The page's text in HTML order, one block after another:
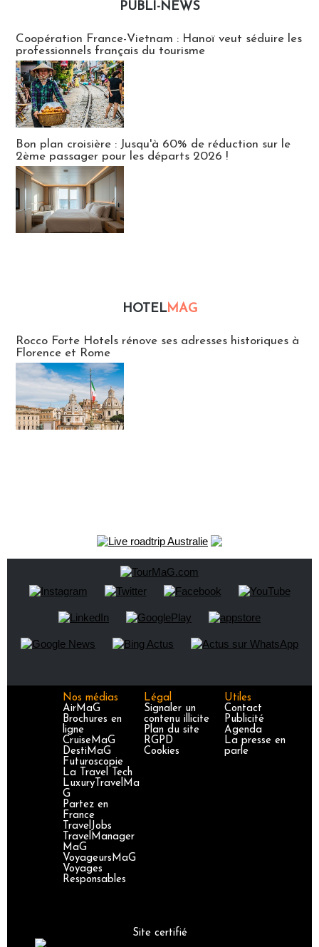
PUBLI-NEWS
Coopération France-Vietnam : Hanoï veut séduire les
professionnels français du tourisme
Bon plan croisière : Jusqu'à 60% de réduction sur le
2ème passager pour les départs 2026 !
HOTELMAG
Rocco Forte Hotels rénove ses adresses historiques à
Florence et Rome
Nos médias
AirMaG
Brochures en
ligne
CruiseMaG
DestiMaG
Futuroscopie
La Travel Tech
LuxuryTravelMa
G
Partez en
France
TravelJobs
TravelManager
MaG
VoyageursMaG
Voyages
Responsables
Légal
Signaler un
contenu illicite
Plan du site
RGPD
Cookies
Utiles
Contact
Publicité
Agenda
La presse en
parle
Site certifié